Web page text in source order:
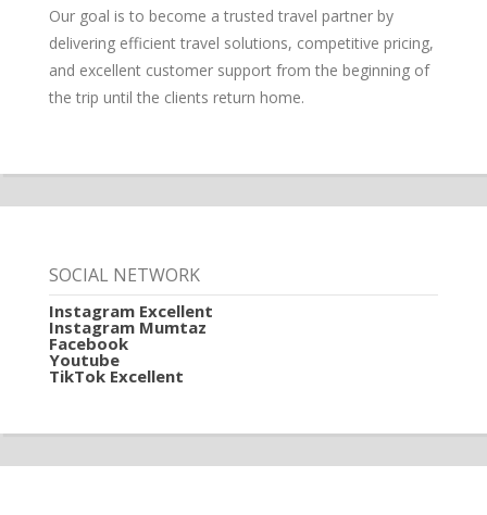
Our goal is to become a trusted travel partner by
delivering efficient travel solutions, competitive pricing,
and excellent customer support from the beginning of
the trip until the clients return home.
SOCIAL NETWORK
Instagram Excellent
Instagram Mumtaz
Facebook
Youtube
TikTok Excellent